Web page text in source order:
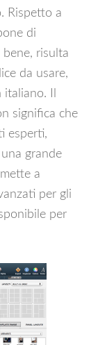
Rispetto a
di
bene, risulta
da usare,
Il
significa che
esperti,
grande
a
per gli
per